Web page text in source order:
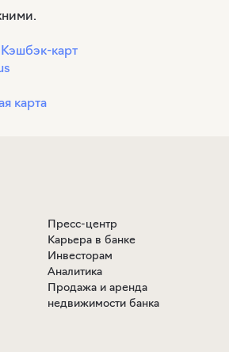
карт
карта
Пресс-центр
Карьера в банке
Инвесторам
Аналитика
Продажа и аренда
недвижимости банка